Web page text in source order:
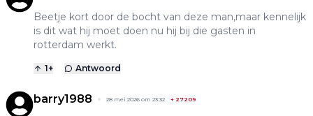
Beetje kort door de bocht van deze man,maar kennelijk
is dit wat hij moet doen nu hij bij die gasten in
rotterdam werkt.
1+ Antwoord
barry1988 28 mei 2026 om 23:32 + 27209